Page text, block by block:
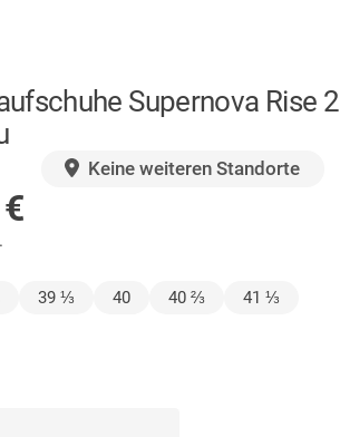
Supernova Rise 2
Keine weiteren Standorte
€
39 ⅓ 40 40 ⅔
41 ⅓